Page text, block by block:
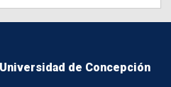
de Concepción